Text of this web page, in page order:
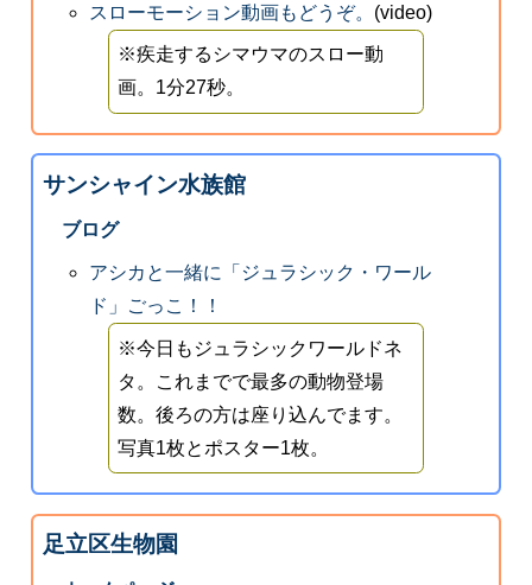
スローモーション動画もどうぞ。 (video)
※疾走するシマウマのスロー動
画。1分27秒。
サンシャイン水族館
ブログ
アシカと一緒に「ジュラシック・ワール
ド」ごっこ！！
※今日もジュラシックワールドネ
タ。これまでで最多の動物登場
数。後ろの方は座り込んでます。
写真1枚とポスター1枚。
足立区生物園